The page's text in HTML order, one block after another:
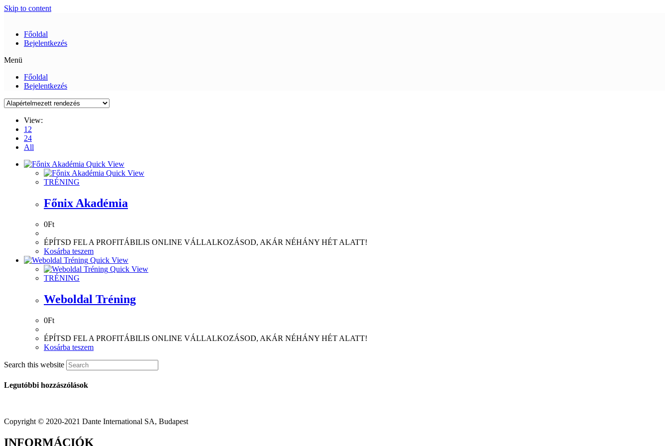
Skip to content
Főoldal
Bejelentkezés
Menü
Főoldal
Bejelentkezés
View:
12
24
All
Quick View
Quick View
TRÉNING
Főnix Akadémia
0Ft
ÉPÍTSD FEL A PROFITÁBILIS ONLINE VÁLLALKOZÁSOD, AKÁR NÉHÁNY HÉT ALATT!
Kosárba teszem
Quick View
Quick View
TRÉNING
Weboldal Tréning
0Ft
ÉPÍTSD FEL A PROFITÁBILIS ONLINE VÁLLALKOZÁSOD, AKÁR NÉHÁNY HÉT ALATT!
Kosárba teszem
Search this website
Legutóbbi hozzászólások
Copyright © 2020-2021 Dante International SA, Budapest
INFORMÁCIÓK